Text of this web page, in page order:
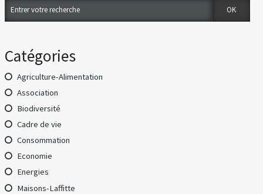
Catégories
Agriculture-Alimentation
Association
Biodiversité
Cadre de vie
Consommation
Economie
Energies
Maisons-Laffitte